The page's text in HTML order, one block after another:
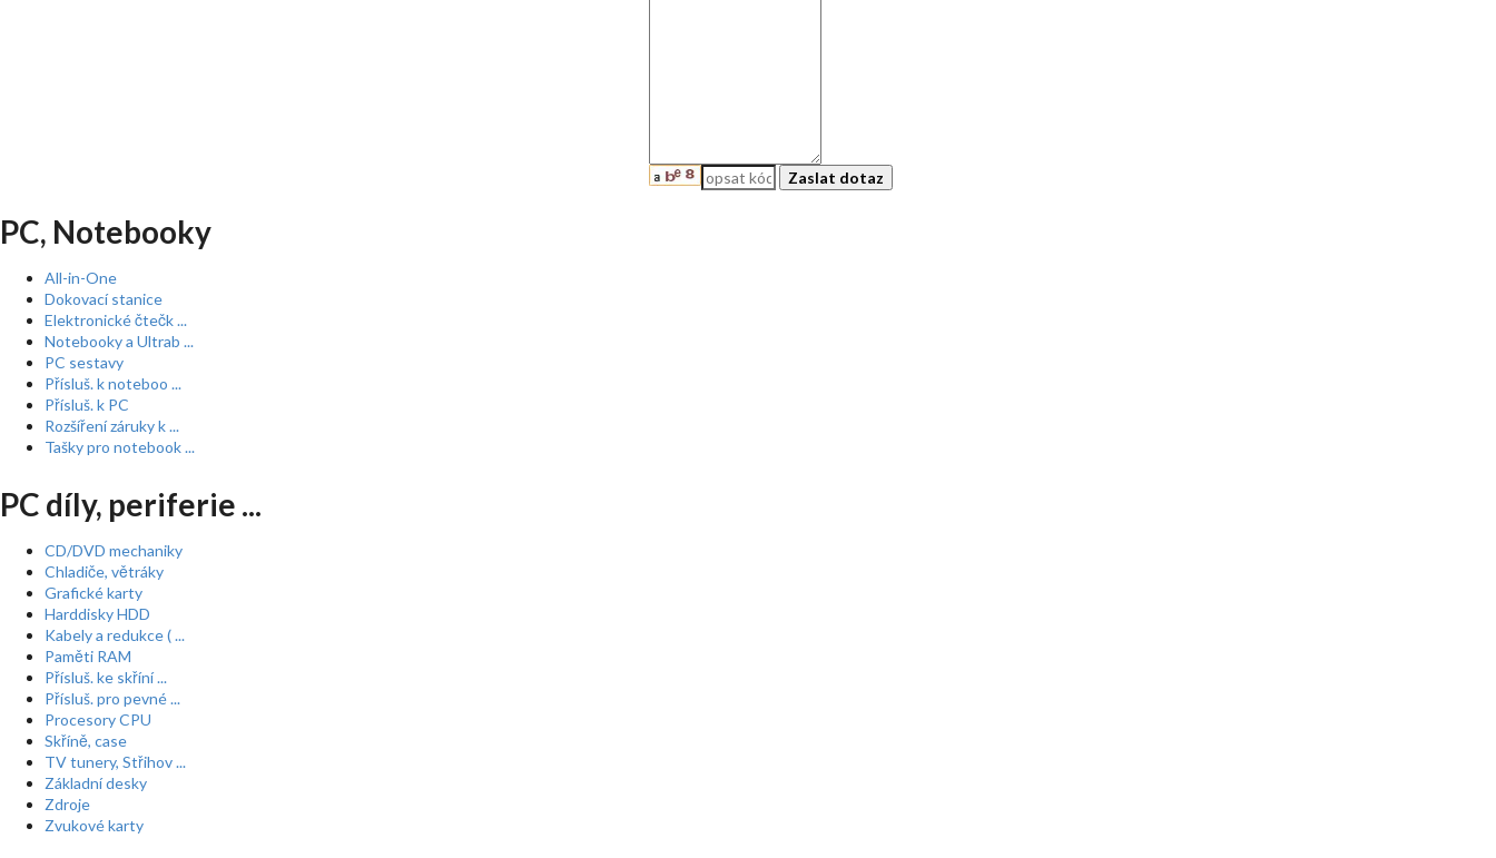
PC, Notebooky
All-in-One
Dokovací stanice
Elektronické čtečk ...
Notebooky a Ultrab ...
PC sestavy
Přísluš. k noteboo ...
Přísluš. k PC
Rozšíření záruky k ...
Tašky pro notebook ...
PC díly, periferie ...
CD/DVD mechaniky
Chladiče, větráky
Grafické karty
Harddisky HDD
Kabely a redukce ( ...
Paměti RAM
Přísluš. ke skříní ...
Přísluš. pro pevné ...
Procesory CPU
Skříně, case
TV tunery, Střihov ...
Základní desky
Zdroje
Zvukové karty